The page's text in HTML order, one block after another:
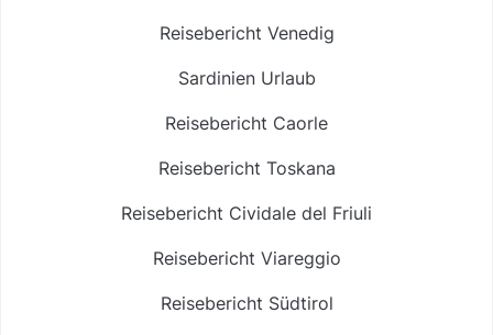
Reisebericht Venedig
Sardinien Urlaub
Reisebericht Caorle
Reisebericht Toskana
Reisebericht Cividale del Friuli
Reisebericht Viareggio
Reisebericht Südtirol